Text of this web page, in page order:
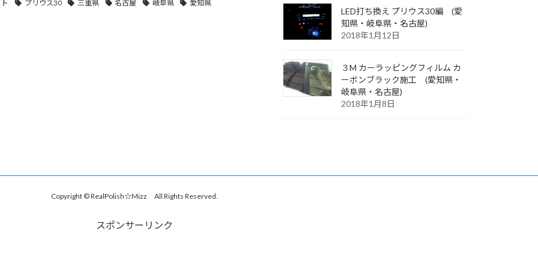
プリウス30 三重県 名古屋 岐阜県 愛知県
LED打ち換え プリウス30編 (愛
知県・岐阜県・名古屋)
2018年1月12日
３M カーラッピングフィルム カ
ーボンブラック施工 (愛知県・
岐阜県・名古屋)
2018年1月8日
Copyright © RealPolish☆Mizz All Rights Reserved.
スポンサーリンク